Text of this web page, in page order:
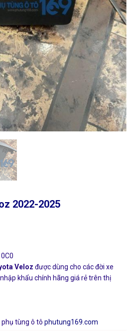
2022-2025
Veloz được dùng cho các đời xe
nhập khẩu chính hãng giá rẻ trên thị
tùng ô tô phutung169.com